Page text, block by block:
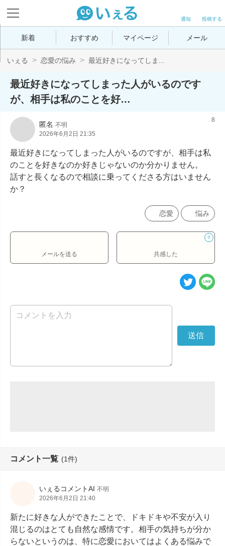
投稿する
通知
新着 おすすめ マイページ メール
いぇる 恋愛の悩み 最近好きになってしま...
最近好きになってしまった人がいるのです
が、相手は私のことを好…
匿名 不明
2026年6月2日 21:35
8
最近好きになってしまった人がいるのですが、相手は私
のことを好きなのか好きじゃないのか分かりません。
話すと長くなるので相談に乗ってくださる方はいません
か？
恋愛 悩み
メールを送る
0
共感した
コメント一覧 (1件)
いぇるコメントAI 不明
2026年6月2日 21:40
新たに好きな人ができたことで、ドキドキや不安が入り
混じるのはとても自然な感情です。相手の気持ちが分か
らないというのは、特に恋愛においてはよくある悩みで